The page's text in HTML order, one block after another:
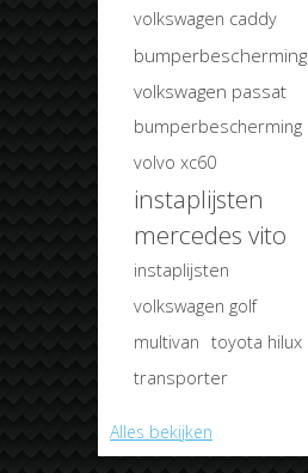
volkswagen caddy
bumperbescherming
volkswagen passat
bumperbescherming
volvo xc60
instaplijsten
mercedes vito
instaplijsten
volkswagen golf
multivan toyota hilux
transporter
Alles bekijken